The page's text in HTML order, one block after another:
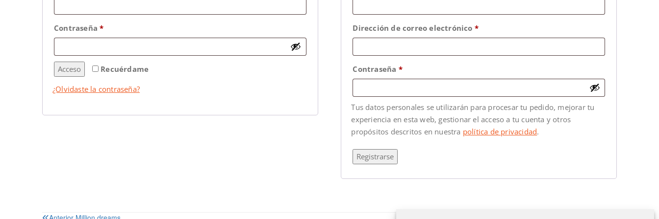
Contraseña*
Recuérdame
Acceso
¿Olvidaste la contraseña?
Dirección de correo electrónico *
Contraseña *
Tus datos personales se utilizarán para procesar tu pedido, mejorar tu
experiencia en esta web, gestionar el acceso a tu cuenta y otros
propósitos descritos en nuestra política de privacidad.
Registrarse